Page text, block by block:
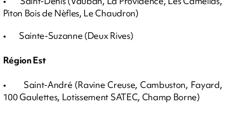
Piton Bois de Nèfles, Le Chaudron)
• Sainte-Suzanne (Deux Rives)
Région Est
• Saint-André (Ravine Creuse, Cambuston, Fayard,
100 Gaulettes, Lotissement SATEC, Champ Borne)